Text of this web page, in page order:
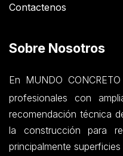
Contactenos
Sobre Nosotros
En MUNDO
profesionales con
recomendación técnica
la construcción para
principalmente